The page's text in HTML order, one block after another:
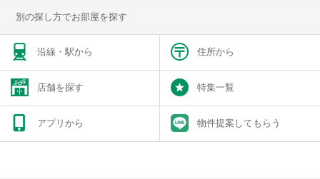
別の探し方でお部屋を探す
沿線・駅から 住所から
店舗を探す 特集一覧
アプリから 物件提案してもらう